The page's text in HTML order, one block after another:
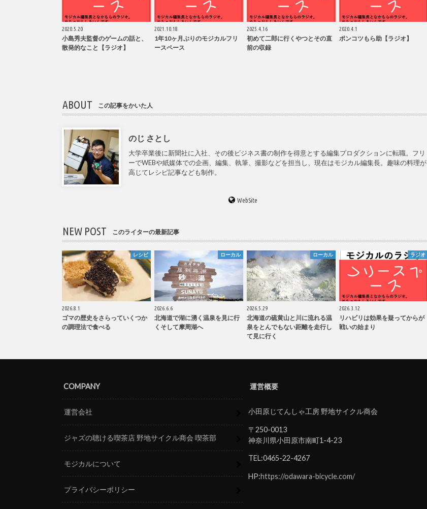
2020.5.20
小島秀夫監督のゲームの話と、
散発的なこと【ラジオ】
2021.10.18
1年10ヶ月ぶりのモジカルフリ
ースペース
2025.4.16
初めて二郎に行くやつとその直
前の収録
2020.4.1
ポンコツもら助【ラジオ】
ABOUT この記事をかいた人
のじ さとし
大学卒業後に新聞社に入社、その後ビジネス書の制作を得意とする編集プロダクションに転職。フリ
ーでWEBや紙媒体での企画、編集、執筆、撮影などを担当し、現在はモジカル編集長。趣味の料理が
高じてレシピ記事なども制作。
WebSite
NEW POST このライターの最新記事
レシピ
2026.8.1
ゴマの歴史をさらっていくつか
の調理法で食べる
ローカル
2026.6.6
北海道で湖に湧く温泉を見に行
くそして摩周湖へ
ローカル
2026.5.29
北海道の硫黄山と川に流れる温
泉をとんでもない距離を走行し
て見に行く
ラジオ
2026.3.12
リハビリは効果を疑ってからが
戦いの始まり
COMPANY
運営会社
ジャズの聴ける喫茶店 野地サイクル商会 喫茶部
モジカルについて
プライバシーポリシー
運営概要
小田原じてんしゃ工房 野地サイクル商会
〒250-0013
神奈川県小田原市南町1-4-23
TEL:0465-22-4267
HP:https://odawara-bicycle.com/